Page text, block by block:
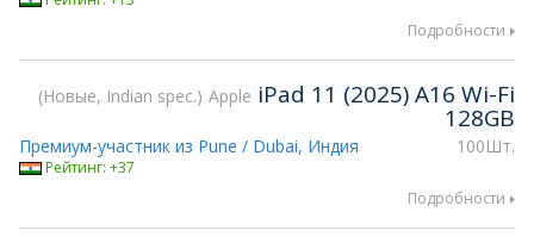
Подробности
Новые, Indian spec. Apple iPad 11 (2025) A16 Wi-Fi
128GB
100Шт.
Премиум-участник из Pune / Dubai, Индия
Рейтинг: +37
Подробности